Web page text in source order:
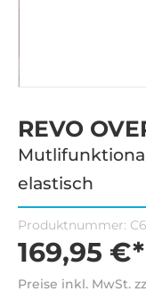
REVO
elastisch
Produktnummer:
169,95 €*
Preise inkl. MwSt.